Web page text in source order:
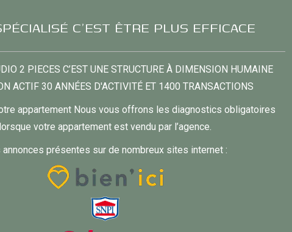
C'EST ÊTRE PLUS EFFICACE
2 PIECES C’EST UNE STRUCTURE À DIMENSION HUMAINE
ACTIF 30 ANNÉES D'ACTIVITÉ ET 1400 TRANSACTIONS
appartement Nous vous offrons les diagnostics obligatoires
lorsque votre appartement est vendu par l’agence.
annonces présentes sur de nombreux sites internet :